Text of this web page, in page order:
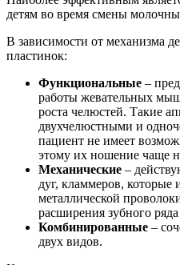
детям во время смены
В зависимости от механизма
пластинок:
Функциональные –
работы жевательных
роста челюстей. Такие
двухчелюстными и
пациент не имеет
этому их ношение чаще
Механические –
дуг, кламмеров, которые
металлической
расширения зубного
Комбинированные –
двух видов.